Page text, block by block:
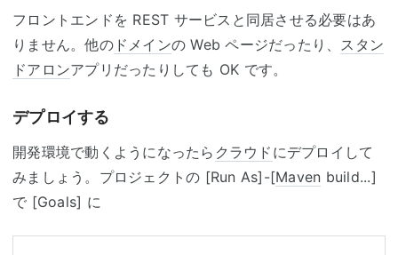
フロントエンドを REST サービスと同居させる必要はあ
りません。他のドメインの Web ページだったり、 スタン
ドアロンアプリだったりしても OK です。
デプロイする
開発環境で動くようになったら クラウド にデプロイして
みましょう。プロジェクトの [Run As]-[Maven build...]
で [Goals] に